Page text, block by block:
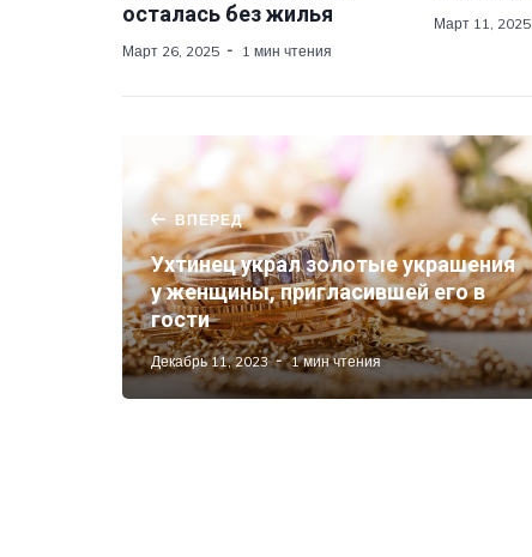
осталась без жилья
Март 26, 2025 1 мин чтения
Март 11, 2025
ВПЕРЕД
Ухтинец украл золотые украшения
у женщины, пригласившей его в
гости
Декабрь 11, 2023 1 мин чтения